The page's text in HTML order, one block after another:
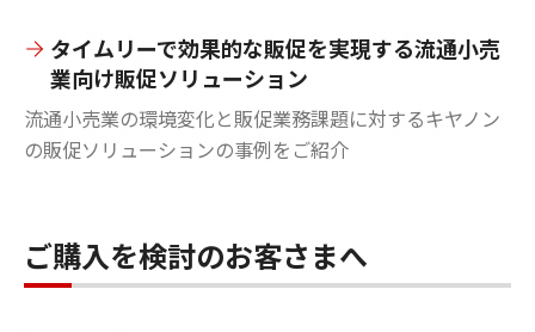
タイムリーで効果的な販促を実現する流通小売
業向け販促ソリューション
流通小売業の環境変化と販促業務課題に対するキヤノン
の販促ソリューションの事例をご紹介
ご購入を検討のお客さまへ